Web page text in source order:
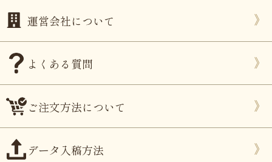
運営会社について
よくある質問
ご注文方法について
データ入稿方法